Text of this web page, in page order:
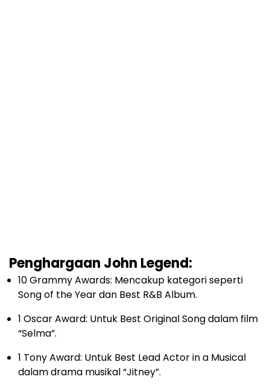
Penghargaan John Legend:
10 Grammy Awards: Mencakup kategori seperti
Song of the Year dan Best R&B Album.
1 Oscar Award: Untuk Best Original Song dalam film
“Selma”.
1 Tony Award: Untuk Best Lead Actor in a Musical
dalam drama musikal “Jitney”.